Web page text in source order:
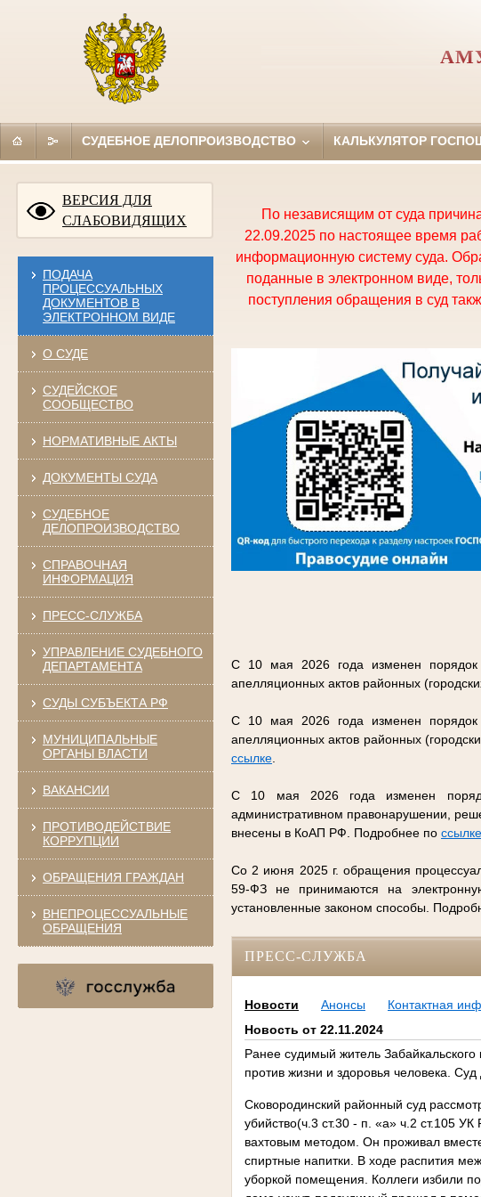
СУДЕБНОЕ ДЕЛОПРОИЗВОДСТВО КАЛЬКУЛЯТОР
ВЕРСИЯ ДЛЯ
СЛАБОВИДЯЩИХ
ПОДАЧА
ПРОЦЕССУАЛЬНЫХ
ДОКУМЕНТОВ В
ЭЛЕКТРОННОМ ВИДЕ
О СУДЕ
СУДЕЙСКОЕ
СООБЩЕСТВО
НОРМАТИВНЫЕ АКТЫ
ДОКУМЕНТЫ СУДА
СУДЕБНОЕ
ДЕЛОПРОИЗВОДСТВО
СПРАВОЧНАЯ
ИНФОРМАЦИЯ
ПРЕСС-СЛУЖБА
УПРАВЛЕНИЕ СУДЕБНОГО
ДЕПАРТАМЕНТА
СУДЫ СУБЪЕКТА РФ
МУНИЦИПАЛЬНЫЕ
ОРГАНЫ ВЛАСТИ
ВАКАНСИИ
ПРОТИВОДЕЙСТВИЕ
КОРРУПЦИИ
ОБРАЩЕНИЯ ГРАЖДАН
ВНЕПРОЦЕССУАЛЬНЫЕ
ОБРАЩЕНИЯ
По независящим от суда
22.09.2025 по настоящее время
информационную систему суда.
поданные в электронном виде,
поступления обращения в суд
С 10 мая 2026 года изменен порядок
апелляционных актов районных
С 10 мая 2026 года изменен порядок
апелляционных актов районных
ссылке.
С 10 мая 2026 года изменен
административном правонарушении,
внесены в КоАП РФ. Подробнее по ссылке
Со 2 июня 2025 г. обращения
59-ФЗ не принимаются на
установленные законом способы.
ПРЕСС-СЛУЖБА
Новости Анонсы
Контактная
Новость от 22.11.2024
Ранее судимый житель
против жизни и здоровья человека.
Сковородинский районный суд
убийство(ч.3 ст.30 - п. «а» ч.2 ст.105
вахтовым методом. Он проживал
спиртные напитки. В ходе распития
уборкой помещения. Коллеги избили